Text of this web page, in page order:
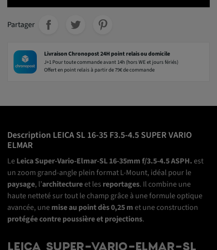
Partager
Livraison Chronopost 24H point relais ou domicile
J+1 Pour toute commande avant 14h (hors WE et jours fériés)
Offert en point relais à partir de 79€ de commande
Description LEICA SL 16-35 F3.5-4.5 SUPER VARIO
ELMAR
LeLeica Super-Vario-Elmar-SL 16-35mm f/3.5-4.5 ASPH. est
un zoom grand-angle plein format L-Mount, idéal pour le
paysage, l’architectureet les reportages. Il combine une
haute netteté sur tout le champ grâce à une formule optique
avancée, unemise au point dès 0,25 m et une construction
protégée contre poussière et projections.
LEICA SUPER-VARIO-ELMAR-SL